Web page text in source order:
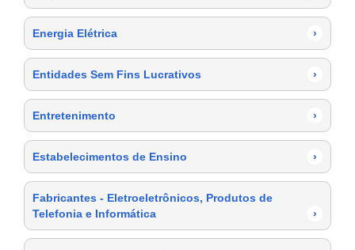
Energia Elétrica ›
Entidades Sem Fins Lucrativos ›
Entretenimento ›
Estabelecimentos de Ensino ›
Fabricantes - Eletroeletrônicos, Produtos de
Telefonia e Informática
›